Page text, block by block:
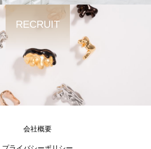
RECRUIT
会社概要